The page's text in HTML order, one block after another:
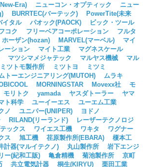
Era) ニューコン・オプティック
ニュー
BURRTEC(バーテック)
PowerTite(未来
イタル パオック(PAOCK)
ビック・ツール
コク フリーベアコーポレーション
フルタ
ホーザン(hozan) MARVEL(マーベル)
マイ
ーション マイト工業
マグネスケール
マツシマメジャテック マルヤス機械
マル
ミツトモ製作所 ミツトヨ
ミツミ
トーエンジニアリング(MUTOH)
ムラキ
MORNINGSTAR Movexx社
モ
モリトク yamada ヤスダトーラー
ヤマ
ト科学 ユーイーエス
ユーエム工業
ノ ユニパー(UNIPER)
ヨドノ
RILAND(リーランド)
レーザーテクノロジ
ックス ワイエス工機 ワキタ
ワグナー
ス 旭工機 荏原製作所(EBARA)
榎本工
計器(マルイテクノ) 丸山製作所
岩下エンジ
ー(紀和工販) 亀倉精機 菊池製作所
京町
共立電気計器 桐生(KIRYU)
栗田工業